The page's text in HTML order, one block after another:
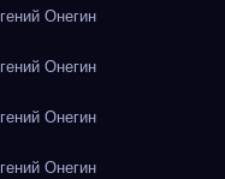
Онегин
Онегин
Онегин
Онегин